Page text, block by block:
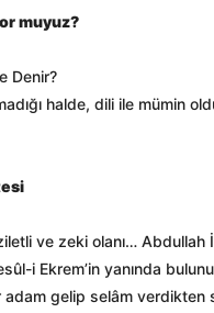
muyuz?
Denir?
halde, dili ile mümin
ve zeki olanı…
i Ekrem’in yanında
adam gelip selâm verdikten